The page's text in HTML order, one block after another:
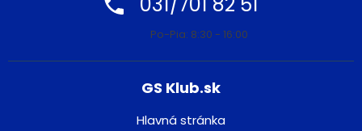
Po-Pia: 8:30 - 16:00
GS Klub.sk
Hlavná stránka